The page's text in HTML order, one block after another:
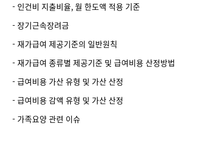
- 인건비 지출비율, 월 한도액 적용 기준
- 장기근속장려금
- 재가급여 제공기준의 일반원칙
- 재가급여 종류별 제공기준 및 급여비용 산정방법
- 급여비용 가산 유형 및 가산 산정
- 급여비용 감액 유형 및 가산 산정
- 가족요양 관련 이슈